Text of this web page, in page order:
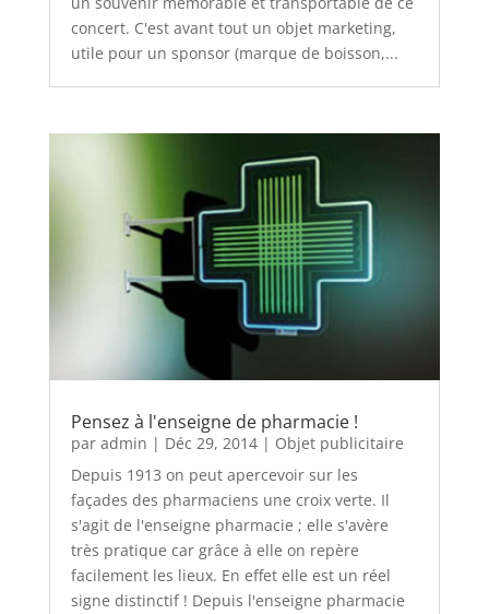
concert. C'est avant tout un objet marketing,
utile pour un sponsor (marque de boisson,...
Pensez à l'enseigne de pharmacie !
par admin | Déc 29, 2014| Objet publicitaire
Depuis 1913 on peut apercevoir sur les
façades des pharmaciens une croix verte. Il
s'agit de l'enseigne pharmacie ; elle s'avère
très pratique car grâce à elle on repère
facilement les lieux. En effet elle est un réel
signe distinctif ! Depuis l'enseigne pharmacie